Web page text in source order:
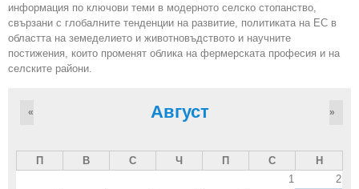
информация по ключови теми в модерното селско стопанство,
свързани с глобалните тенденции на развитие, политиката на ЕС в
областта на земеделието и животновъдството и научните
постижения, които променят облика на фермерската професия и на
селските райони.
Август
« »
П В С Ч П С
Н
1
2